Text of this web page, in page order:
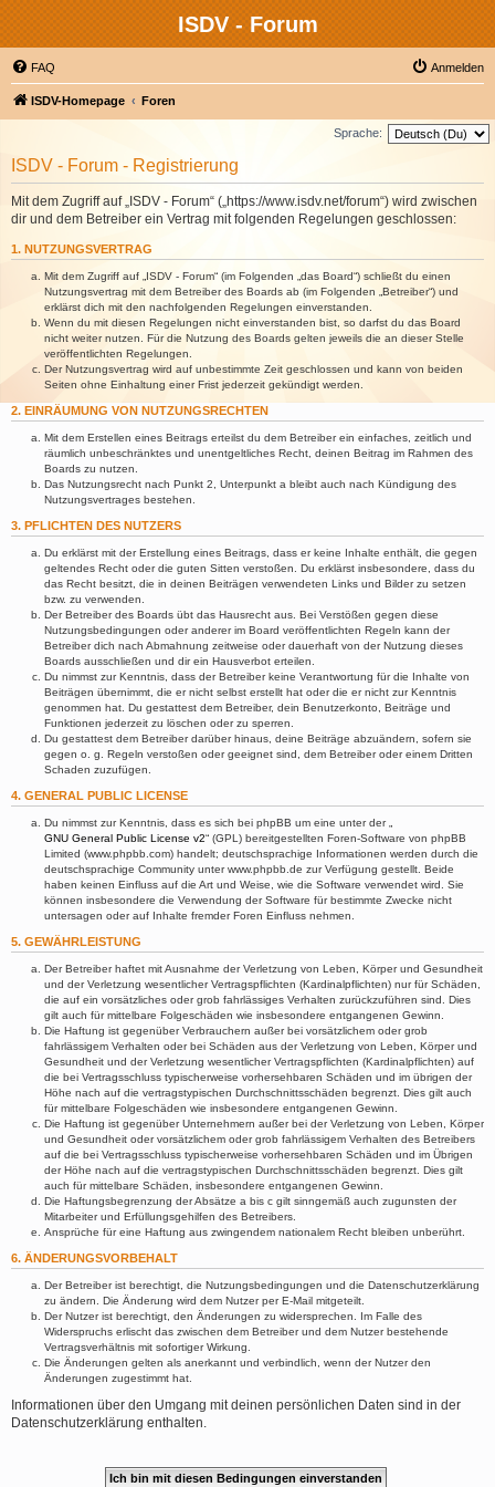
ISDV - Forum
FAQ Anmelden
ISDV-Homepage Foren
Sprache:
ISDV - Forum - Registrierung
Mit dem Zugriff auf „ISDV - Forum“ („https://www.isdv.net/forum“) wird zwischen
dir und dem Betreiber ein Vertrag mit folgenden Regelungen geschlossen:
1. NUTZUNGSVERTRAG
Mit dem Zugriff auf „ISDV - Forum“ (im Folgenden „das Board“) schließt du einen
Nutzungsvertrag mit dem Betreiber des Boards ab (im Folgenden „Betreiber“) und
erklärst dich mit den nachfolgenden Regelungen einverstanden.
Wenn du mit diesen Regelungen nicht einverstanden bist, so darfst du das Board
nicht weiter nutzen. Für die Nutzung des Boards gelten jeweils die an dieser Stelle
veröffentlichten Regelungen.
Der Nutzungsvertrag wird auf unbestimmte Zeit geschlossen und kann von beiden
Seiten ohne Einhaltung einer Frist jederzeit gekündigt werden.
2. EINRÄUMUNG VON NUTZUNGSRECHTEN
Mit dem Erstellen eines Beitrags erteilst du dem Betreiber ein einfaches, zeitlich und
räumlich unbeschränktes und unentgeltliches Recht, deinen Beitrag im Rahmen des
Boards zu nutzen.
Das Nutzungsrecht nach Punkt 2, Unterpunkt a bleibt auch nach Kündigung des
Nutzungsvertrages bestehen.
3. PFLICHTEN DES NUTZERS
Du erklärst mit der Erstellung eines Beitrags, dass er keine Inhalte enthält, die gegen
geltendes Recht oder die guten Sitten verstoßen. Du erklärst insbesondere, dass du
das Recht besitzt, die in deinen Beiträgen verwendeten Links und Bilder zu setzen
bzw. zu verwenden.
Der Betreiber des Boards übt das Hausrecht aus. Bei Verstößen gegen diese
Nutzungsbedingungen oder anderer im Board veröffentlichten Regeln kann der
Betreiber dich nach Abmahnung zeitweise oder dauerhaft von der Nutzung dieses
Boards ausschließen und dir ein Hausverbot erteilen.
Du nimmst zur Kenntnis, dass der Betreiber keine Verantwortung für die Inhalte von
Beiträgen übernimmt, die er nicht selbst erstellt hat oder die er nicht zur Kenntnis
genommen hat. Du gestattest dem Betreiber, dein Benutzerkonto, Beiträge und
Funktionen jederzeit zu löschen oder zu sperren.
Du gestattest dem Betreiber darüber hinaus, deine Beiträge abzuändern, sofern sie
gegen o. g. Regeln verstoßen oder geeignet sind, dem Betreiber oder einem Dritten
Schaden zuzufügen.
4. GENERAL PUBLIC LICENSE
Du nimmst zur Kenntnis, dass es sich bei phpBB um eine unter der „
GNU General Public License v2“ (GPL) bereitgestellten Foren-Software von phpBB
Limited (www.phpbb.com) handelt; deutschsprachige Informationen werden durch die
deutschsprachige Community unter www.phpbb.de zur Verfügung gestellt. Beide
haben keinen Einfluss auf die Art und Weise, wie die Software verwendet wird. Sie
können insbesondere die Verwendung der Software für bestimmte Zwecke nicht
untersagen oder auf Inhalte fremder Foren Einfluss nehmen.
5. GEWÄHRLEISTUNG
Der Betreiber haftet mit Ausnahme der Verletzung von Leben, Körper und Gesundheit
und der Verletzung wesentlicher Vertragspflichten (Kardinalpflichten) nur für Schäden,
die auf ein vorsätzliches oder grob fahrlässiges Verhalten zurückzuführen sind. Dies
gilt auch für mittelbare Folgeschäden wie insbesondere entgangenen Gewinn.
Die Haftung ist gegenüber Verbrauchern außer bei vorsätzlichem oder grob
fahrlässigem Verhalten oder bei Schäden aus der Verletzung von Leben, Körper und
Gesundheit und der Verletzung wesentlicher Vertragspflichten (Kardinalpflichten) auf
die bei Vertragsschluss typischerweise vorhersehbaren Schäden und im übrigen der
Höhe nach auf die vertragstypischen Durchschnittsschäden begrenzt. Dies gilt auch
für mittelbare Folgeschäden wie insbesondere entgangenen Gewinn.
Die Haftung ist gegenüber Unternehmern außer bei der Verletzung von Leben, Körper
und Gesundheit oder vorsätzlichem oder grob fahrlässigem Verhalten des Betreibers
auf die bei Vertragsschluss typischerweise vorhersehbaren Schäden und im Übrigen
der Höhe nach auf die vertragstypischen Durchschnittsschäden begrenzt. Dies gilt
auch für mittelbare Schäden, insbesondere entgangenen Gewinn.
Die Haftungsbegrenzung der Absätze a bis c gilt sinngemäß auch zugunsten der
Mitarbeiter und Erfüllungsgehilfen des Betreibers.
Ansprüche für eine Haftung aus zwingendem nationalem Recht bleiben unberührt.
6. ÄNDERUNGSVORBEHALT
Der Betreiber ist berechtigt, die Nutzungsbedingungen und die Datenschutzerklärung
zu ändern. Die Änderung wird dem Nutzer per E-Mail mitgeteilt.
Der Nutzer ist berechtigt, den Änderungen zu widersprechen. Im Falle des
Widerspruchs erlischt das zwischen dem Betreiber und dem Nutzer bestehende
Vertragsverhältnis mit sofortiger Wirkung.
Die Änderungen gelten als anerkannt und verbindlich, wenn der Nutzer den
Änderungen zugestimmt hat.
Informationen über den Umgang mit deinen persönlichen Daten sind in der
Datenschutzerklärung enthalten.